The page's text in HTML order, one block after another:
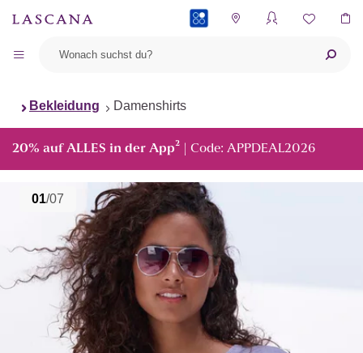
Bekleidung Damenshirts
20% auf ALLES in der App² | Code: APPDEAL2026
01/07